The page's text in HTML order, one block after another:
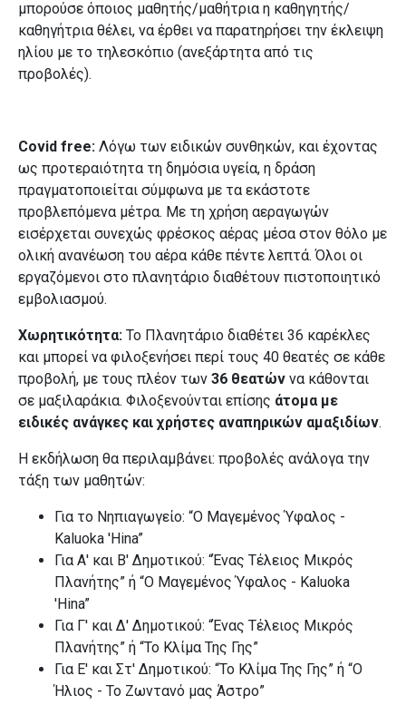
μπορούσε όποιος μαθητής/μαθήτρια η καθηγητής/
καθηγήτρια θέλει, να έρθει να παρατηρήσει την έκλειψη
ηλίου με το τηλεσκόπιο (ανεξάρτητα από τις
προβολές).
Covid free: Λόγω των ειδικών συνθηκών, και έχοντας
ως προτεραιότητα τη δημόσια υγεία, η δράση
πραγματοποιείται σύμφωνα με τα εκάστοτε
προβλεπόμενα μέτρα. Με τη χρήση αεραγωγών
εισέρχεται συνεχώς φρέσκος αέρας μέσα στον θόλο με
ολική ανανέωση του αέρα κάθε πέντε λεπτά. Όλοι οι
εργαζόμενοι στο πλανητάριο διαθέτουν πιστοποιητικό
εμβολιασμού.
Χωρητικότητα: Το Πλανητάριο διαθέτει 36 καρέκλες
και μπορεί να φιλοξενήσει περί τους 40 θεατές σε κάθε
προβολή, με τους πλέον των 36 θεατών να κάθονται
σε μαξιλαράκια. Φιλοξενούνται επίσης άτομα με
ειδικές ανάγκες και χρήστες αναπηρικών αμαξιδίων.
Η εκδήλωση θα περιλαμβάνει: προβολές ανάλογα την
τάξη των μαθητών:
Για το Νηπιαγωγείο: “Ο Μαγεμένος Ύφαλος -
Kaluoka 'Hina”
Για Α' και Β' Δημοτικού: “Ένας Τέλειος Μικρός
Πλανήτης” ή “Ο Μαγεμένος Ύφαλος - Kaluoka
'Hina”
Για Γ' και Δ' Δημοτικού: “Ένας Τέλειος Μικρός
Πλανήτης” ή “Το Κλίμα Της Γης”
Για Ε' και Στ' Δημοτικού: “Το Κλίμα Της Γης” ή “Ο
Ήλιος - Το Ζωντανό μας Άστρο”